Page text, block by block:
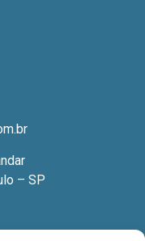
– SP